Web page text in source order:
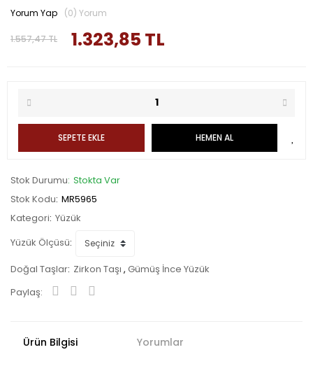
1.557,47 TL 1.323,85 TL
Yorum Yap (0) Yorum
SEPETE EKLE HEMEN AL
Stok Durumu Stokta Var
Stok Kodu MR5965
Kategori Yüzük
Yüzük Ölçüsü
Doğal Taşlar Zirkon Taşı , Gümüş İnce Yüzük
Paylaş:
Ürün Bilgisi Yorumlar